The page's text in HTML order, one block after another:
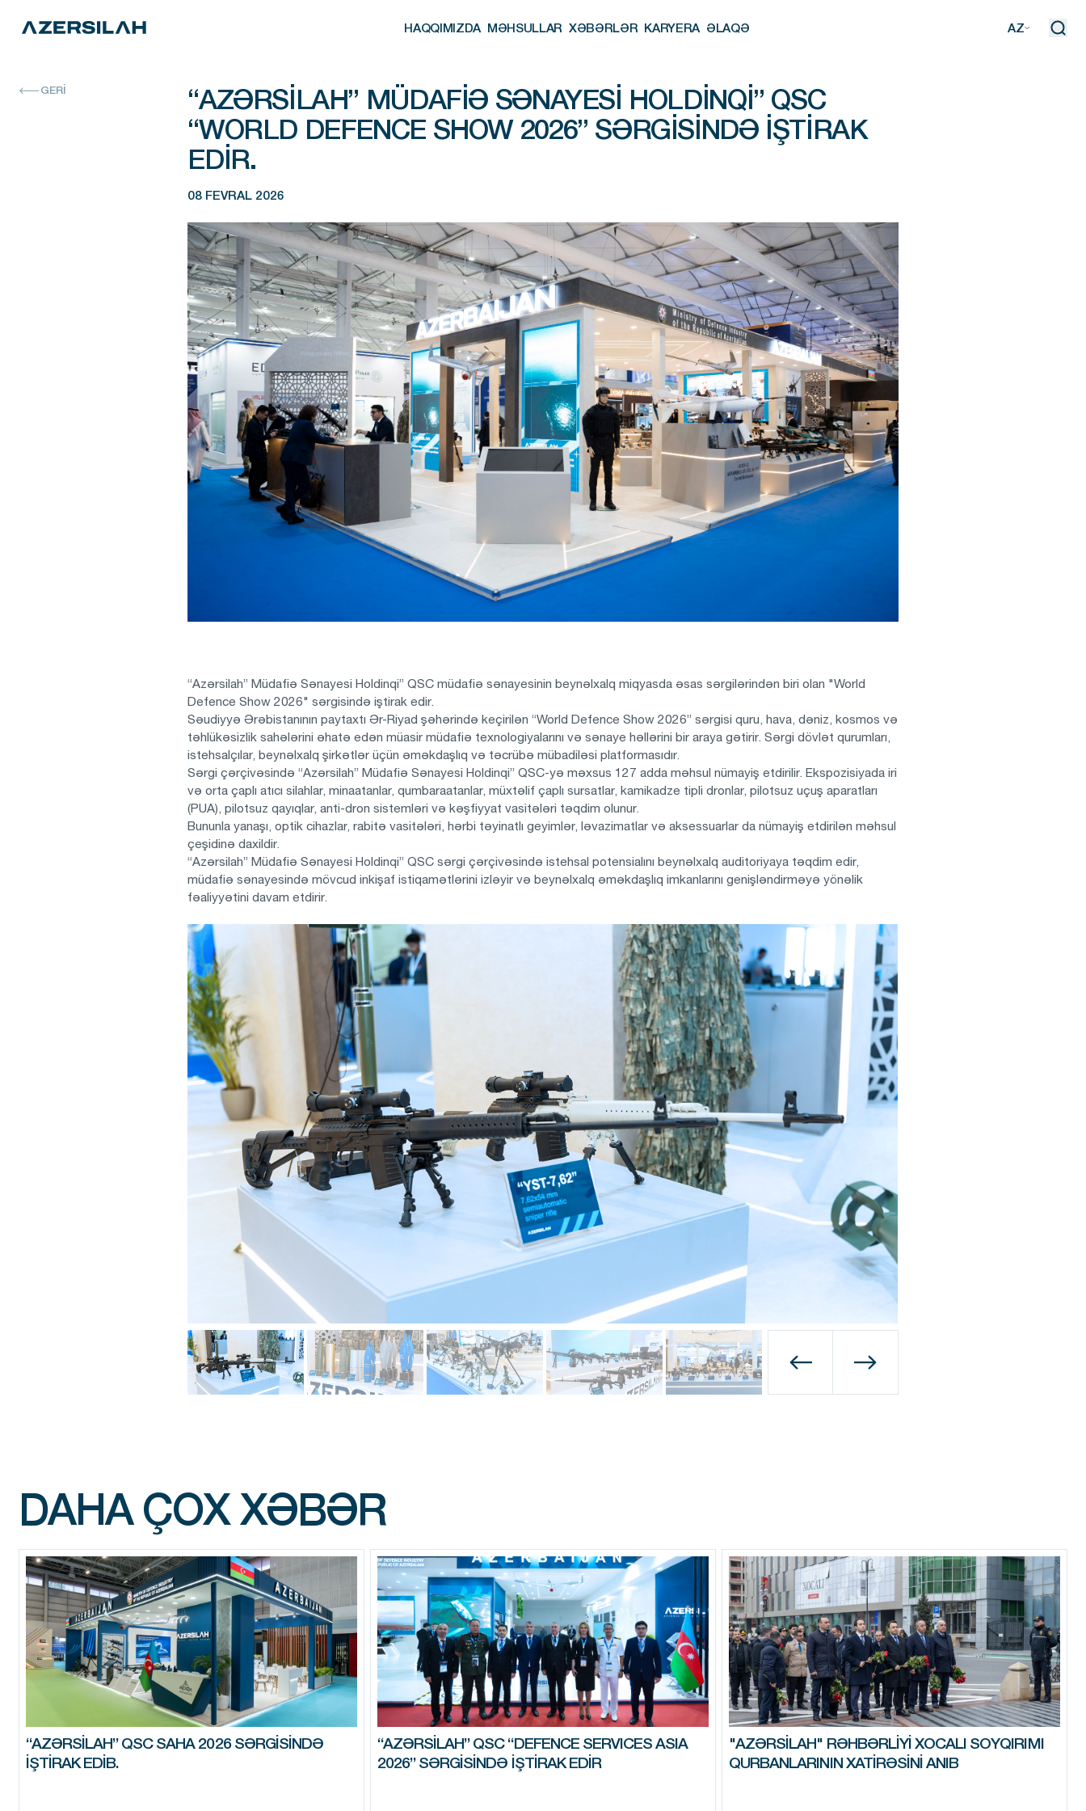
HAQQIMIZDA MƏHSULLAR XƏBƏRLƏR KARYERA ƏLAQƏ
AZ
GERİ
“AZƏRSILAH” MÜDAFIƏ SƏNAYESI HOLDINQI” QSC
“WORLD DEFENCE SHOW 2026” SƏRGISINDƏ IŞTIRAK
EDIR.
08 FEVRAL 2026
“Azərsilah” Müdafiə Sənayesi Holdinqi” QSC müdafiə sənayesinin beynəlxalq miqyasda əsas sərgilərindən biri olan "World
Defence Show 2026" sərgisində iştirak edir.
Səudiyyə Ərəbistanının paytaxtı Ər-Riyad şəhərində keçirilən “World Defence Show 2026” sərgisi quru, hava, dəniz, kosmos və
təhlükəsizlik sahələrini əhatə edən müasir müdafiə texnologiyalarını və sənaye həllərini bir araya gətirir. Sərgi dövlət qurumları,
istehsalçılar, beynəlxalq şirkətlər üçün əməkdaşlıq və təcrübə mübadiləsi platformasıdır.
Sərgi çərçivəsində “Azərsilah” Müdafiə Sənayesi Holdinqi” QSC-yə məxsus 127 adda məhsul nümayiş etdirilir. Ekspozisiyada iri
və orta çaplı atıcı silahlar, minaatanlar, qumbaraatanlar, müxtəlif çaplı sursatlar, kamikadze tipli dronlar, pilotsuz uçuş aparatları
(PUA), pilotsuz qayıqlar, anti-dron sistemləri və kəşfiyyat vasitələri təqdim olunur.
Bununla yanaşı, optik cihazlar, rabitə vasitələri, hərbi təyinatlı geyimlər, ləvazimatlar və aksessuarlar da nümayiş etdirilən məhsul
çeşidinə daxildir.
“Azərsilah” Müdafiə Sənayesi Holdinqi” QSC sərgi çərçivəsində istehsal potensialını beynəlxalq auditoriyaya təqdim edir,
müdafiə sənayesində mövcud inkişaf istiqamətlərini izləyir və beynəlxalq əməkdaşlıq imkanlarını genişləndirməyə yönəlik
fəaliyyətini davam etdirir.
DAHA ÇOX XƏBƏR
“AZƏRSILAH” QSC SAHA 2026 SƏRGISINDƏ
IŞTIRAK EDIB.
“AZƏRSILAH” QSC “DEFENCE SERVICES ASIA
2026” SƏRGISINDƏ IŞTIRAK EDIR
"AZƏRSILAH" RƏHBƏRLIYI XOCALI SOYQIRIMI
QURBANLARININ XATIRƏSINI ANIB